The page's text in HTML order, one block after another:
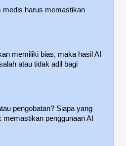
medis harus memastikan
memiliki bias, maka hasil AI
atau tidak adil bagi
pengobatan? Siapa yang
memastikan penggunaan AI